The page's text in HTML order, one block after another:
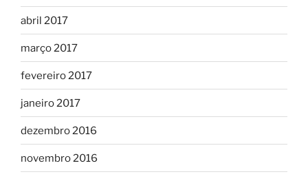
abril 2017
março 2017
fevereiro 2017
janeiro 2017
dezembro 2016
novembro 2016